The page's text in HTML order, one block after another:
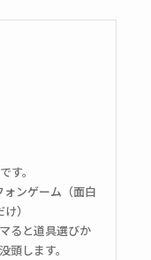
す。
ンゲーム（面白
）
ると道具選びか
頭します。